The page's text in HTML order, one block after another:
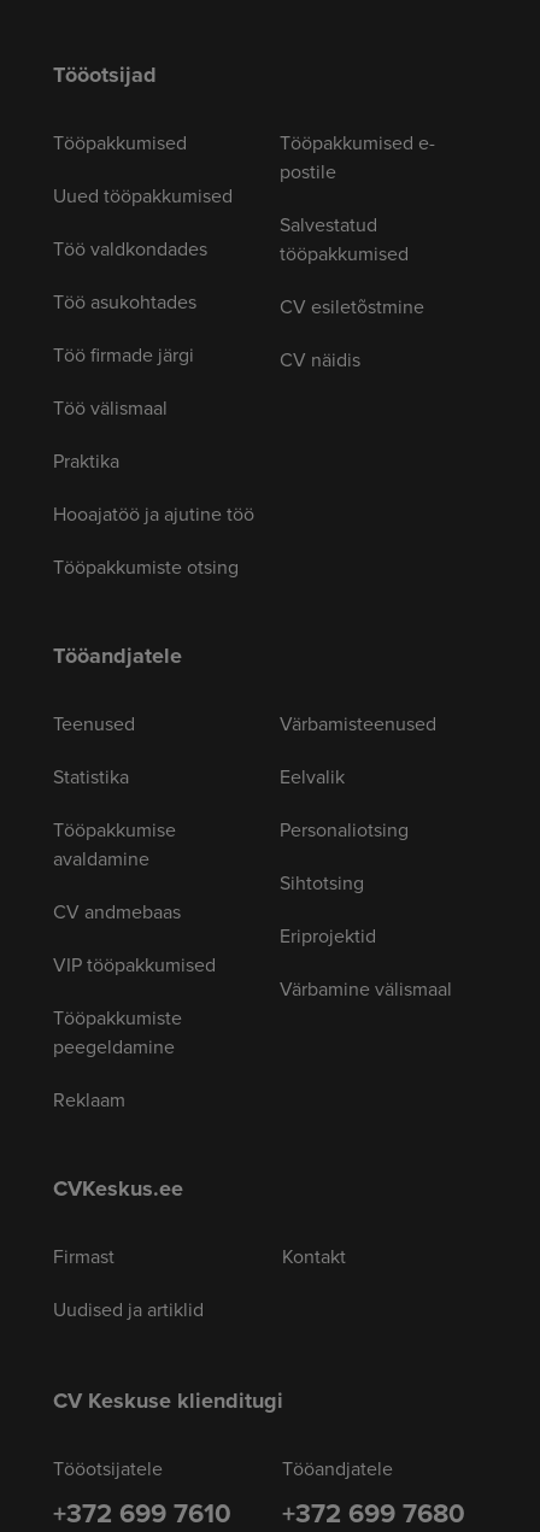
Tööotsijad
Tööpakkumised
Uued tööpakkumised
Töö valdkondades
Töö asukohtades
Töö firmade järgi
Töö välismaal
Praktika
Hooajatöö ja ajutine töö
Tööpakkumiste otsing
Tööpakkumised e-
postile
Salvestatud
tööpakkumised
CV esiletõstmine
CV näidis
Tööandjatele
Teenused
Statistika
Tööpakkumise
avaldamine
CV andmebaas
VIP tööpakkumised
Tööpakkumiste
peegeldamine
Reklaam
Värbamisteenused
Eelvalik
Personaliotsing
Sihtotsing
Eriprojektid
Värbamine välismaal
CVKeskus.ee
Firmast
Uudised ja artiklid
Kontakt
CV Keskuse klienditugi
Tööotsijatele
+372 699 7610
Tööandjatele
+372 699 7680